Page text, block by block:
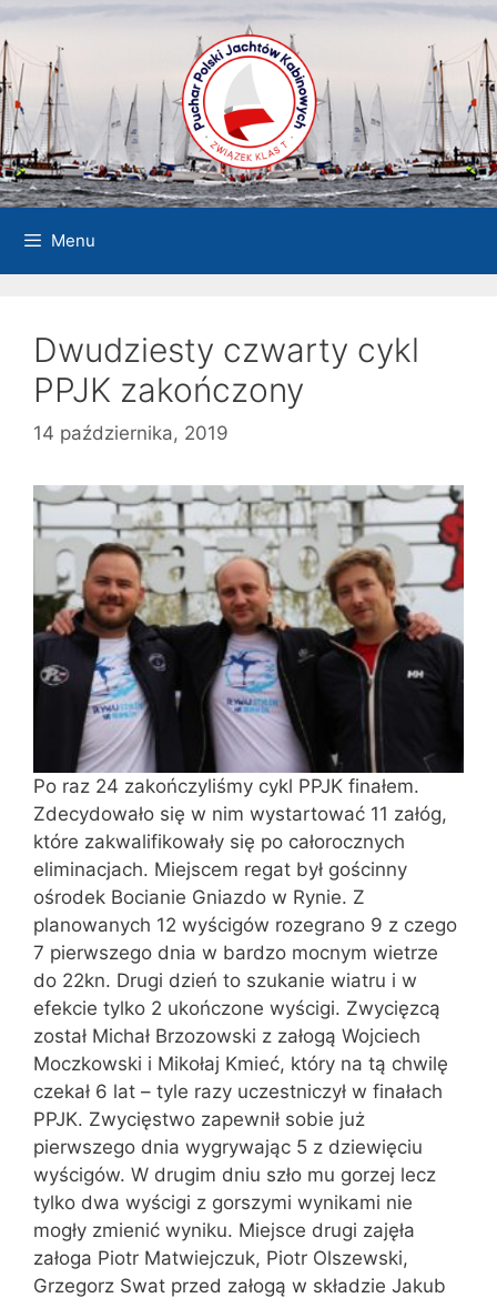
Przejdź
do
treści
Menu
Dwudziesty czwarty cykl
PPJK zakończony
14 października, 2019
Po raz 24 zakończyliśmy cykl PPJK finałem.
Zdecydowało się w nim wystartować 11 załóg,
które zakwalifikowały się po całorocznych
eliminacjach. Miejscem regat był gościnny
ośrodek Bocianie Gniazdo w Rynie. Z
planowanych 12 wyścigów rozegrano 9 z czego
7 pierwszego dnia w bardzo mocnym wietrze
do 22kn. Drugi dzień to szukanie wiatru i w
efekcie tylko 2 ukończone wyścigi. Zwycięzcą
został Michał Brzozowski z załogą Wojciech
Moczkowski i Mikołaj Kmieć, który na tą chwilę
czekał 6 lat – tyle razy uczestniczył w finałach
PPJK. Zwycięstwo zapewnił sobie już
pierwszego dnia wygrywając 5 z dziewięciu
wyścigów. W drugim dniu szło mu gorzej lecz
tylko dwa wyścigi z gorszymi wynikami nie
mogły zmienić wyniku. Miejsce drugi zajęła
załoga Piotr Matwiejczuk, Piotr Olszewski,
Grzegorz Swat przed załogą w składzie Jakub